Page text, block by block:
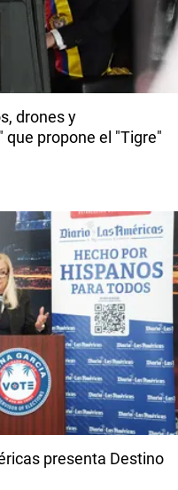
drones y
que propone el "Tigre"
presenta Destino